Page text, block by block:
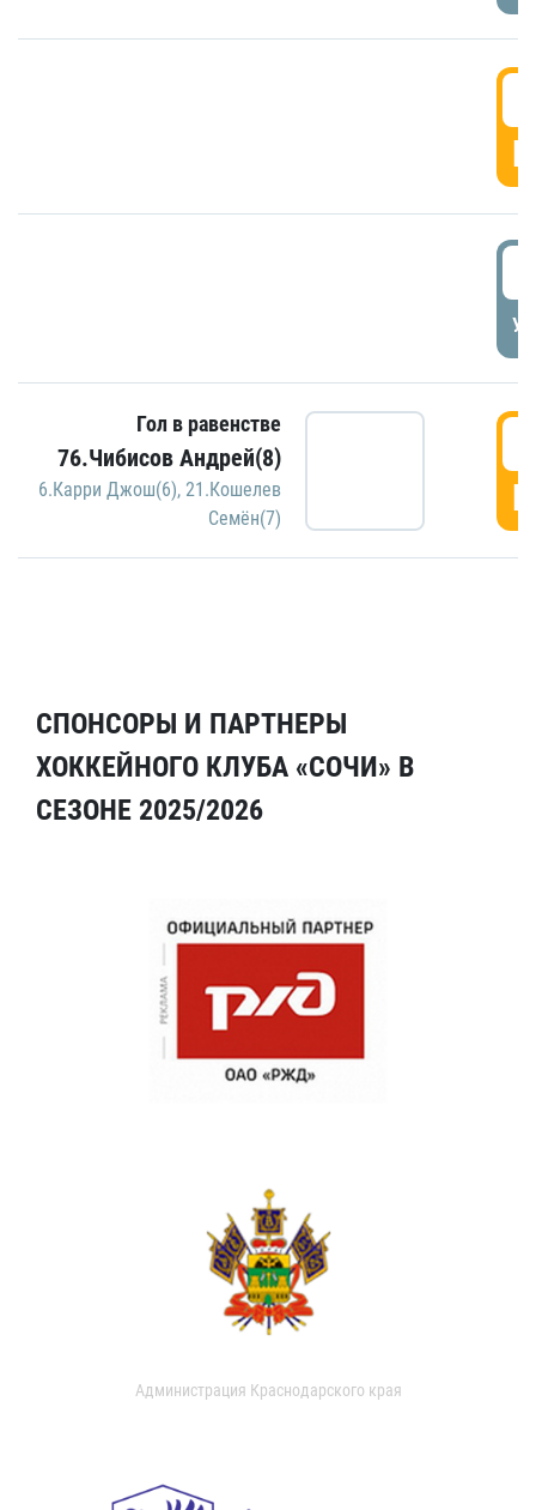
Гол в равенстве
76.Чибисов Андрей(8)
6.Карри Джош(6), 21.Кошелев
Семён(7)
СПОНСОРЫ И ПАРТНЕРЫ
ХОККЕЙНОГО КЛУБА «СОЧИ» В
СЕЗОНЕ 2025/2026
Администрация Краснодарского края